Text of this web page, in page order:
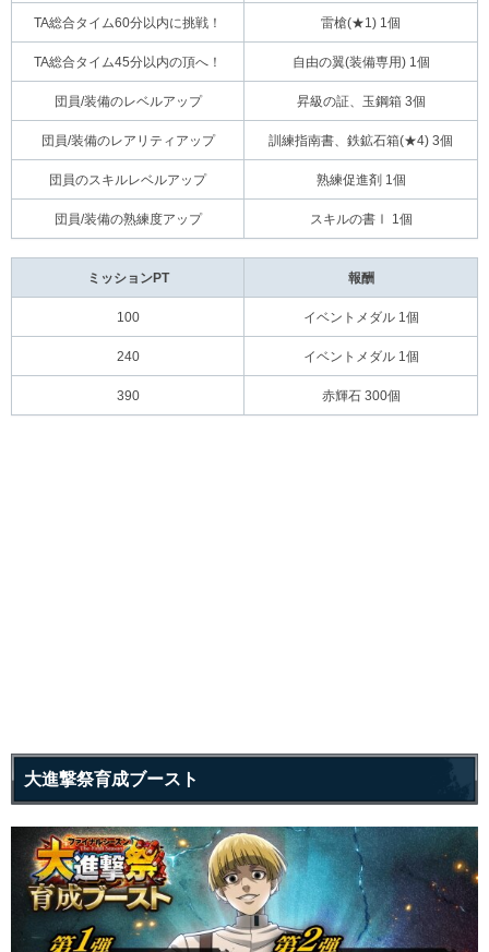
TA総合タイム60分以内に挑戦！ 雷槍(★1) 1個
TA総合タイム45分以内の頂へ！ 自由の翼(装備専用) 1個
団員/装備のレベルアップ 昇級の証、玉鋼箱 3個
団員/装備のレアリティアップ 訓練指南書、鉄鉱石箱(★4) 3個
団員のスキルレベルアップ 熟練促進剤 1個
団員/装備の熟練度アップ スキルの書Ⅰ 1個
ミッションPT 報酬
100 イベントメダル 1個
240 イベントメダル 1個
390 赤輝石 300個
大進撃祭育成ブースト